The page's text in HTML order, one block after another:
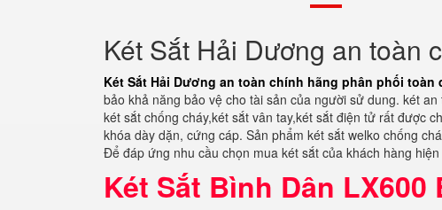
Két Sắt Hải Dương an toàn
Két Sắt Hải Dương an toàn chính hãng phân phối toàn
bảo khả năng bảo vệ cho tài sản của người sử dung. két
két sắt chống cháy,két sắt vân tay,két sắt điện tử rất được
khóa dày dặn, cứng cáp. Sản phẩm két sắt welko chống
Để đáp ứng nhu cầu chọn mua két sắt của khách hàng
Két Sắt Bình Dân LX600